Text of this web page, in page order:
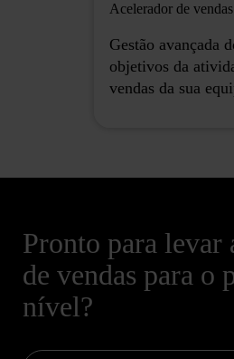
Acelerador de vendas
Gestão avançada
objetivos da
vendas da sua
Pronto para levar
de vendas para o
nível?